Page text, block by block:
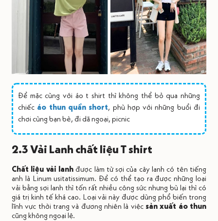
Để mặc cùng với áo t shirt thì không thể bỏ qua những
chiếc áo thun quần short, phù hợp với những buổi đi
chơi cùng bạn bè, đi dã ngoại, picnic
2.3 Vải Lanh chất liệu T shirt
Chất liệu vải lanhđược làm từ sợi của cây lanh có tên tiếng
anh là Linum usitatissimum. Để có thể tạo ra được những loại
vải bằng sợi lanh thì tốn rất nhiều công sức nhưng bù lại thì có
giá trị kinh tế khá cao. Loại vải này được dùng phổ biến trong
lĩnh vực thời trang và đương nhiên là việc sản xuất áo thun
cũng không ngoại lệ.